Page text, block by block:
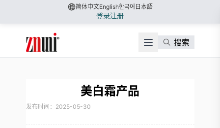
简体中文English한국어 日本語
登录注册
搜索
美白霜产品
发布时间：2025-05-30